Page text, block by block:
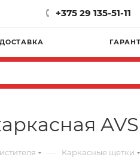
+375 29 135-51-11
ДОСТАВКА
— Каркасные щетки